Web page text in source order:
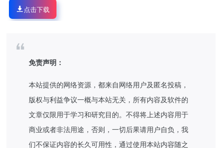
点击下载
免责声明：
本站提供的网络资源，都来自网络用户及匿名投稿，
版权与利益争议一概与本站无关，所有内容及软件的
文章仅限用于学习和研究目的。不得将上述内容用于
商业或者非法用途，否则，一切后果请用户自负，我
们不保证内容的长久可用性，通过使用本站内容随之